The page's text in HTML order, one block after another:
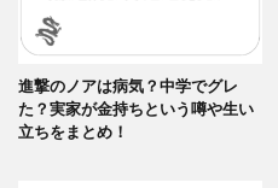
進撃のノアは病気？中学でグレ
た？実家が金持ちという噂や生い
立ちをまとめ！